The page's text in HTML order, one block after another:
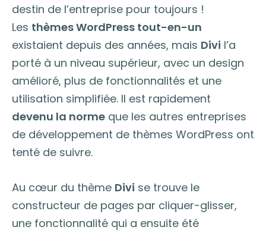
destin de l’entreprise pour toujours !
Les thèmes WordPress tout-en-un
existaient depuis des années, mais Divi l’a
porté à un niveau supérieur, avec un design
amélioré, plus de fonctionnalités et une
utilisation simplifiée. Il est rapidement
devenu la norme que les autres entreprises
de développement de thèmes WordPress ont
tenté de suivre.
Au cœur du thème Divi se trouve le
constructeur de pages par cliquer-glisser,
une fonctionnalité qui a ensuite été